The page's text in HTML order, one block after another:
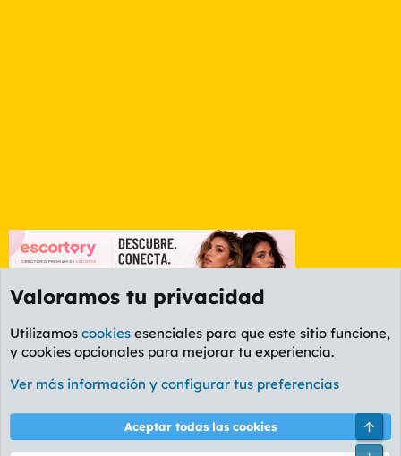
Foro Informática y Videojuegos
Cookies
PL OLDSTYLE AMARILLO
Términos y reglas Política de privacidad Ayuda
Valoramos tu privacidad
Utilizamos cookies esenciales para que este sitio funcione,
y cookies opcionales para mejorar tu experiencia.
Ver más información y configurar tus preferencias
Aceptar todas las cookies